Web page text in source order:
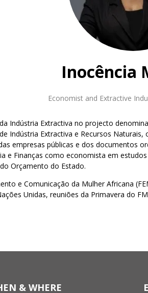
Inocência
Economist and Extractive
Indústria Extractiva no projecto
Indústria Extractiva e Recursos
empresas públicas e dos documentos
e Finanças como economista em
Orçamento do Estado.
e Comunicação da Mulher Africana
Unidas, reuniões da Primavera do
& WHERE